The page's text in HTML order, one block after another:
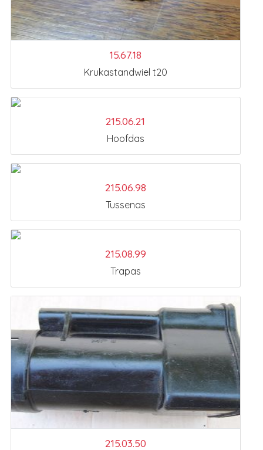
15.67.18
Krukastandwiel t20
215.06.21
Hoofdas
215.06.98
Tussenas
215.08.99
Trapas
215.03.50